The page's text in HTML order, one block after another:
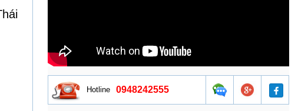
Hotline 0948242555